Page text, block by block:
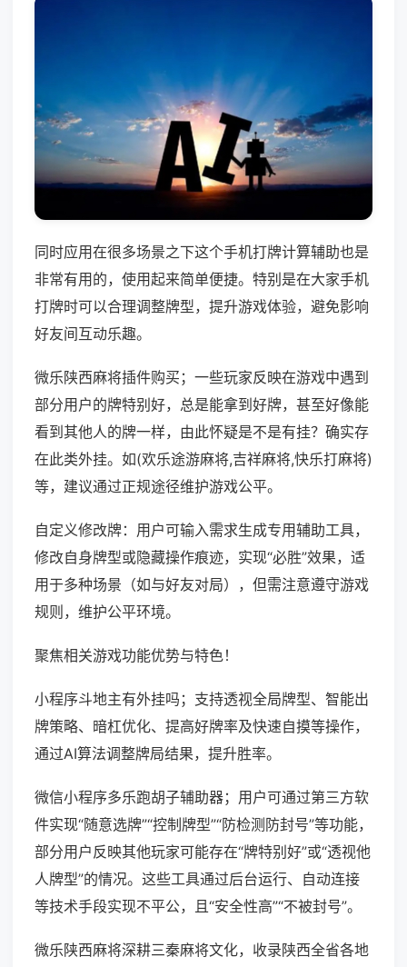
同时应用在很多场景之下这个手机打牌计算辅助也是
非常有用的，使用起来简单便捷。特别是在大家手机
打牌时可以合理调整牌型，提升游戏体验，避免影响
好友间互动乐趣。
微乐陕西麻将插件购买；一些玩家反映在游戏中遇到
部分用户的牌特别好，总是能拿到好牌，甚至好像能
看到其他人的牌一样，由此怀疑是不是有挂？确实存
在此类外挂。如(欢乐途游麻将,吉祥麻将,快乐打麻将)
等，建议通过正规途径维护游戏公平。
自定义修改牌：用户可输入需求生成专用辅助工具，
修改自身牌型或隐藏操作痕迹，实现“必胜”效果，适
用于多种场景（如与好友对局），但需注意遵守游戏
规则，维护公平环境。
聚焦相关游戏功能优势与特色！
小程序斗地主有外挂吗；支持透视全局牌型、智能出
牌策略、暗杠优化、提高好牌率及快速自摸等操作，
通过AI算法调整牌局结果，提升胜率。
微信小程序多乐跑胡子辅助器；用户可通过第三方软
件实现“随意选牌”“控制牌型”“防检测防封号”等功能，
部分用户反映其他玩家可能存在“牌特别好”或“透视他
人牌型”的情况。这些工具通过后台运行、自动连接
等技术手段实现不平公，且“安全性高”“不被封号”。
微乐陕西麻将深耕三秦麻将文化，收录陕西全省各地